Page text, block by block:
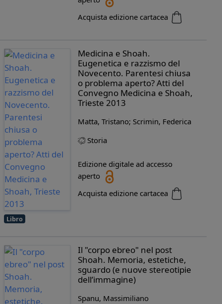
Acquista edizione cartacea
Libro
Medicina e Shoah.
Eugenetica e razzismo del
Novecento. Parentesi chiusa
o problema aperto? Atti del
Convegno Medicina e Shoah,
Trieste 2013
Matta, Tristano; Scrimin, Federica
Storia
Edizione digitale ad accesso
aperto
Acquista edizione cartacea
Il "corpo ebreo" nel post
Shoah. Memoria, estetiche,
sguardo (e nuove stereotipie
dell’immagine)
Spanu, Massimiliano